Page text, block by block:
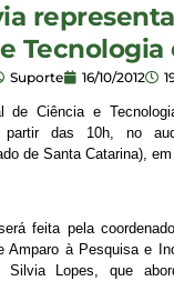
Tecnologia
Suporte 16/10/2012
de Ciência e
partir das 10h, no
de Santa Catarina),
feita pela
Amparo à Pesquisa e
Silvia Lopes, que